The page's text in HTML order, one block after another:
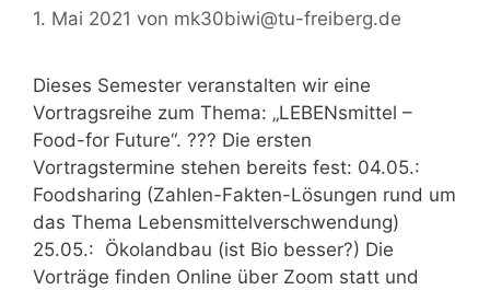
1. Mai 2021 von mk30biwi@tu-freiberg.de
Dieses Semester veranstalten wir eine
Vortragsreihe zum Thema: „LEBENsmittel –
Food-for Future“. ??? Die ersten
Vortragstermine stehen bereits fest: 04.05.:
Foodsharing (Zahlen-Fakten-Lösungen rund um
das Thema Lebensmittelverschwendung)
25.05.: Ökolandbau (ist Bio besser?) Die
Vorträge finden Online über Zoom statt und